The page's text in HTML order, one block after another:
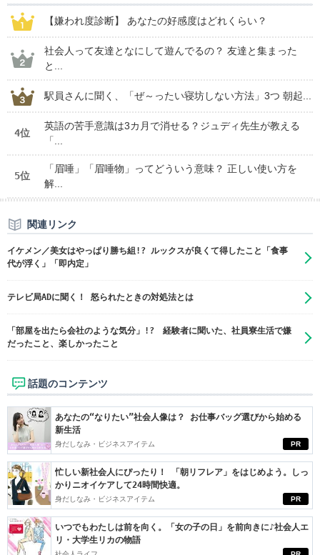
【嫌われ度診断】 あなたの好感度はどれくらい？
社会人って友達となにして遊んでるの？ 友達と集まった
と...
駅員さんに聞く、「ぜ～ったい寝坊しない方法」3つ 朝起...
4位
英語の苦手意識は3カ月で消せる？ジュディ先生が教える
「...
5位
「眉唾」「眉唾物」ってどういう意味？ 正しい使い方を
解...
関連リンク
イケメン／美女はやっぱり勝ち組!? ルックスが良くて得したこと「食事
代が浮く」「即内定」
テレビ局ADに聞く！ 怒られたときの対処法とは
「部屋を出たら会社のような気分」!? 経験者に聞いた、社員寮生活で嫌
だったこと、楽しかったこと
話題のコンテンツ
PR
あなたの“なりたい”社会人像は？ お仕事バッグ選びから始める
新生活
身だしなみ・ビジネスアイテム
PR
忙しい新社会人にぴったり！ 「朝リフレア」をはじめよう。しっ
かりニオイケアして24時間快適。
身だしなみ・ビジネスアイテム
いつでもわたしは前を向く。「女の子の日」を前向きに♪社会人エ
リ・大学生リカの物語